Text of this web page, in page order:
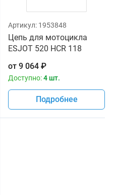
Артикул: 1953848
Цепь для мотоцикла
ESJOT 520 HCR 118
от 9 064 ₽
Доступно:4 шт.
Подробнее